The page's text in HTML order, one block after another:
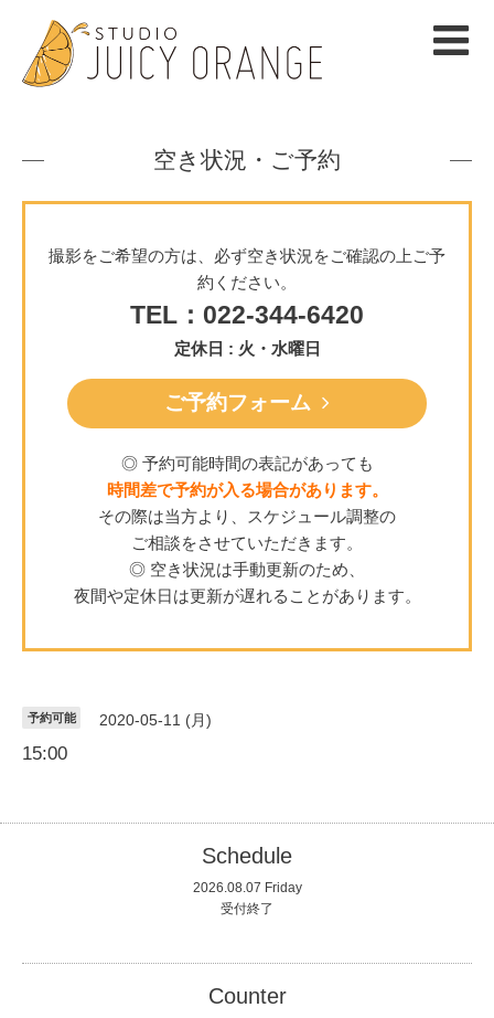
空き状況・ご予約
撮影をご希望の方は、必ず空き状況をご確認の上ご予
約ください。
TEL：022-344-6420
定休日 : 火・水曜日
ご予約フォーム
◎ 予約可能時間の表記があっても
時間差で予約が入る場合があります。
その際は当方より、スケジュール調整の
ご相談をさせていただきます。
◎ 空き状況は手動更新のため、
夜間や定休日は更新が遅れることがあります。
予約可能 2020-05-11 (月)
15:00
Schedule
2026.08.07 Friday
受付終了
Counter